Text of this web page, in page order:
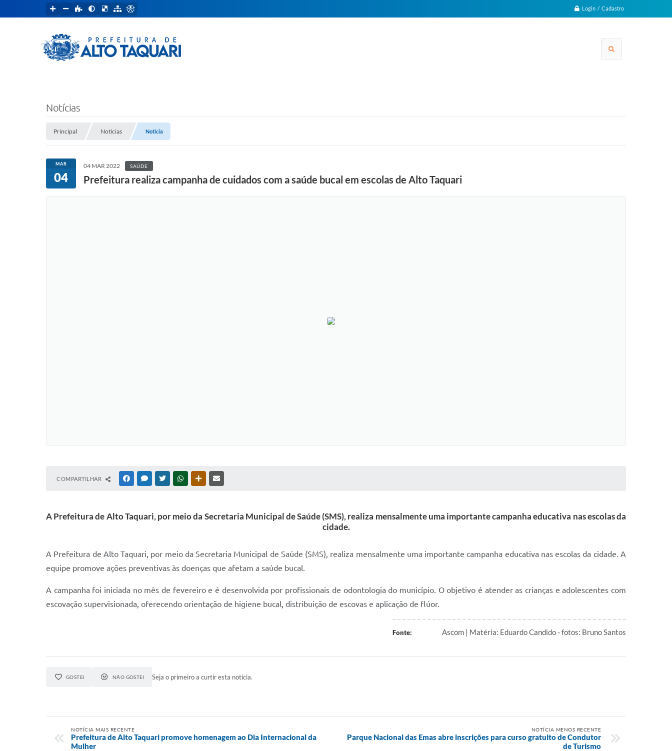
Login / Cadastro
Notícias
Principal Notícias Notícia
MAR
04
04 MAR 2022 SAÚDE
Prefeitura realiza campanha de cuidados com a saúde bucal em escolas de Alto Taquari
COMPARTILHAR FACEBOOKMESSENGER
TWITTERWHATSAPPOUTRAS MÍDIAS
A Prefeitura de Alto Taquari, por meio da Secretaria Municipal de Saúde (SMS), realiza mensalmente uma importante campanha educativa nas escolas da
cidade.
A Prefeitura de Alto Taquari, por meio da Secretaria Municipal de Saúde (SMS), realiza mensalmente uma importante campanha educativa nas escolas da cidade. A
equipe promove ações preventivas às doenças que afetam a saúde bucal.
A campanha foi iniciada no mês de fevereiro e é desenvolvida por profissionais de odontologia do município. O objetivo é atender as crianças e adolescentes com
escovação supervisionada, oferecendo orientação de higiene bucal, distribuição de escovas e aplicação de flúor.
Fonte: Ascom | Matéria: Eduardo Candido - fotos: Bruno Santos
GOSTEI NÃO GOSTEI Seja o primeiro a curtir esta notícia.
NOTÍCIA MAIS RECENTE
Prefeitura de Alto Taquari promove homenagem ao Dia Internacional da
Mulher
NOTÍCIA MENOS RECENTE
Parque Nacional das Emas abre inscrições para curso gratuito de Condutor
de Turismo